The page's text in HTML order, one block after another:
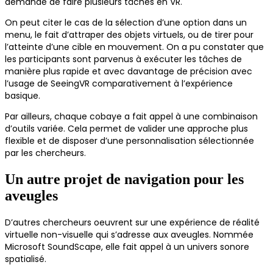
On peut citer le cas de la sélection d’une option dans un
menu, le fait d’attraper des objets virtuels, ou de tirer pour
l’atteinte d’une cible en mouvement. On a pu constater que
les participants sont parvenus à exécuter les tâches de
manière plus rapide et avec davantage de précision avec
l’usage de SeeingVR comparativement à l’expérience
basique.
Par ailleurs, chaque cobaye a fait appel à une combinaison
d’outils variée. Cela permet de valider une approche plus
flexible et de disposer d’une personnalisation sélectionnée
par les chercheurs.
Un autre projet de navigation pour les
aveugles
D’autres chercheurs oeuvrent sur une expérience de réalité
virtuelle non-visuelle qui s’adresse aux aveugles. Nommée
Microsoft SoundScape, elle fait appel à un univers sonore
spatialisé.